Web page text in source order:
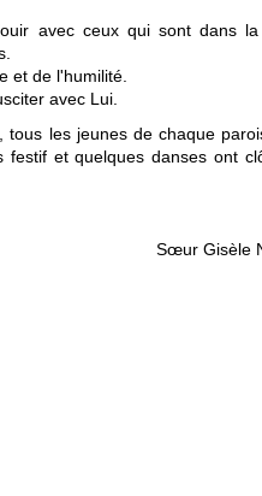
avec ceux qui sont dans
et de l'humilité.
avec Lui.
tous les jeunes de chaque
festif et quelques danses ont
Sœur Gisèle